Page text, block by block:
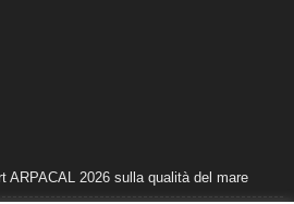
ARPACAL 2026 sulla qualità del mare